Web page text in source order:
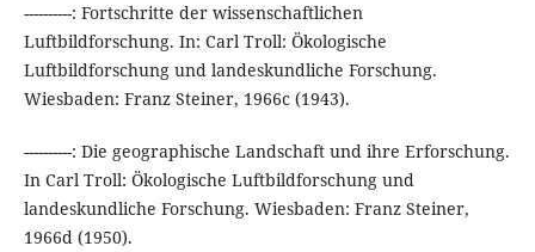
----------: Fortschritte der wissenschaftlichen
Luftbildforschung. In: Carl Troll: Ökologische
Luftbildforschung und landeskundliche Forschung.
Wiesbaden: Franz Steiner, 1966c (1943).
----------: Die geographische Landschaft und ihre Erforschung.
In Carl Troll: Ökologische Luftbildforschung und
landeskundliche Forschung. Wiesbaden: Franz Steiner,
1966d (1950).